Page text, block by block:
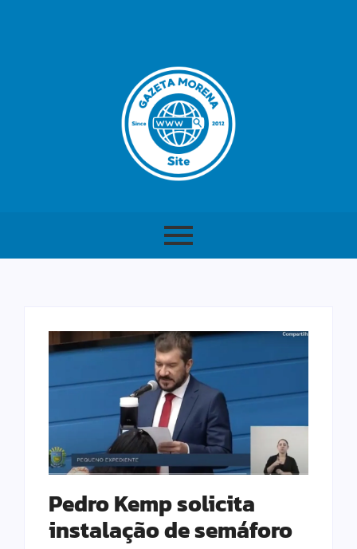
Pedro Kemp solicita
instalação de semáforo